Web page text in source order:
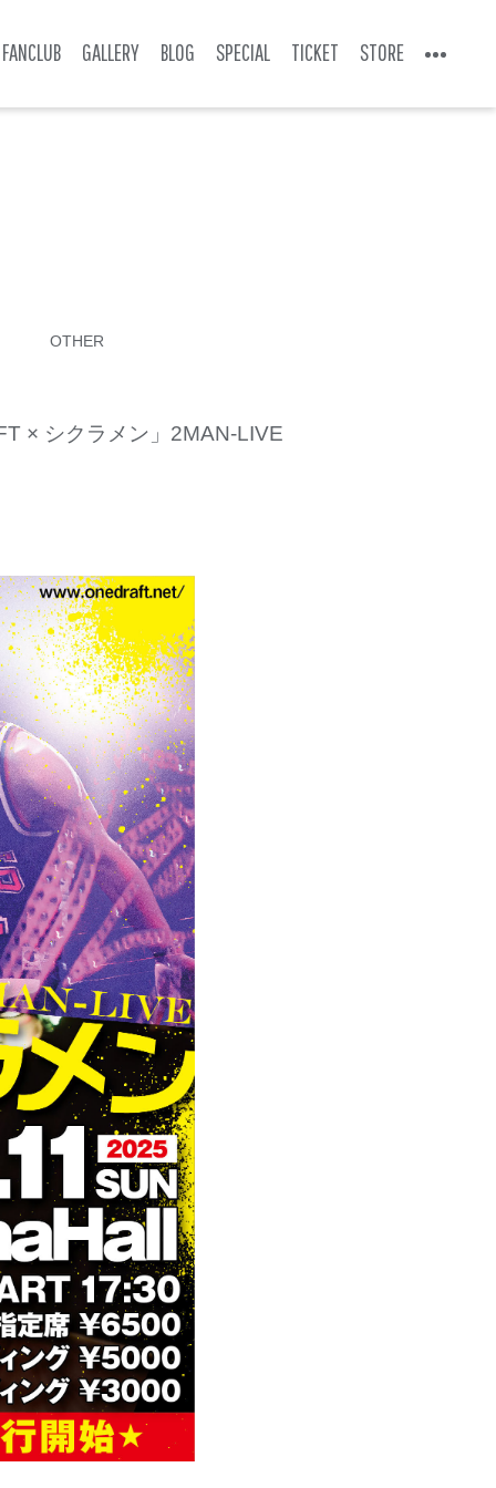
FANCLUB GALLERY BLOG SPECIAL TICKET STORE
OTHER
× シクラメン」2MAN-LIVE